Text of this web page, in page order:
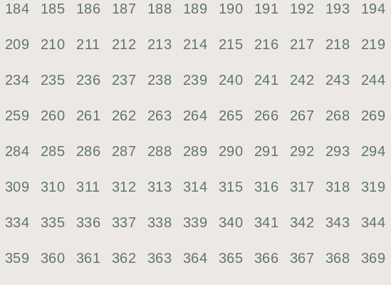
184 185 186 187 188 189 190 191 192 193 194
209 210 211 212 213 214 215 216 217 218 219
234 235 236 237 238 239 240 241 242 243 244
259 260 261 262 263 264 265 266 267 268 269
284 285 286 287 288 289 290 291 292 293 294
309 310 311 312 313 314 315 316 317 318 319
334 335 336 337 338 339 340 341 342 343 344
359 360 361 362 363 364 365 366 367 368 369